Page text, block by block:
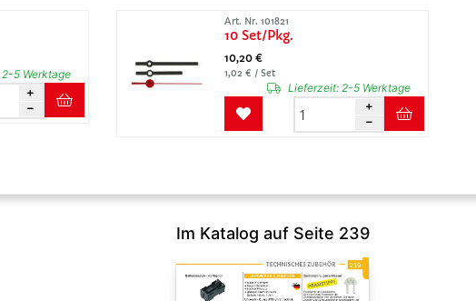
2-5 Werktage
Art. Nr. 101821
10 Set/Pkg.
10,20 €
1,02 € / Set
Lieferzeit: 2-5 Werktage
Im Katalog auf Seite 239